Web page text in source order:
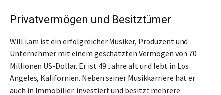
Privatvermögen und Besitztümer
Will.i.am ist ein erfolgreicher Musiker, Produzent und
Unternehmer mit einem geschätzten Vermögen von 70
Millionen US-Dollar. Er ist 49 Jahre alt und lebt in Los
Angeles, Kalifornien. Neben seiner Musikkarriere hat er
auch in Immobilien investiert und besitzt mehrere